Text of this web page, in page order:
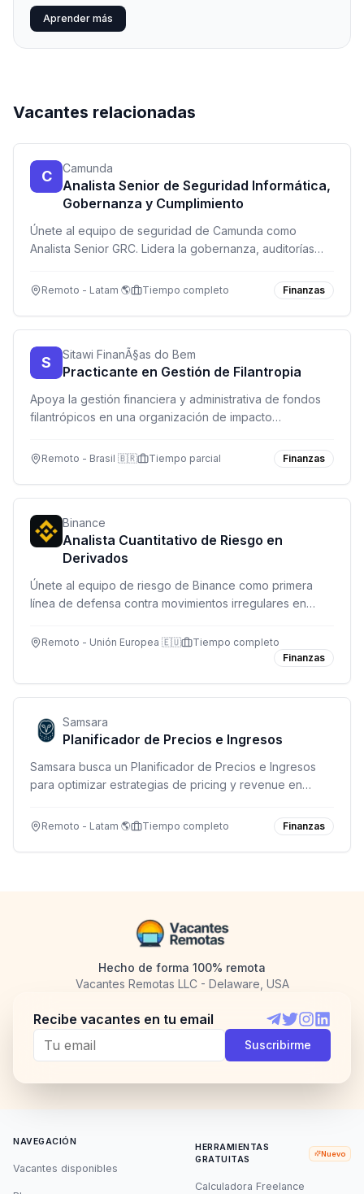
Aprender más
Vacantes relacionadas
C Camunda
Analista Senior de Seguridad Informática,
Gobernanza y Cumplimiento
Únete al equipo de seguridad de Camunda como
Analista Senior GRC. Lidera la gobernanza, auditorías
cumplimiento normativo en una empresa de tecnología
Remoto - Latam 🌎 Tiempo completo Finanzas
S Sitawi FinanÃ§as do Bem
Practicante en Gestión de Filantropia
Apoya la gestión financiera y administrativa de fondos
filantrópicos en una organización de impacto
ocasionales presenciales.
Remoto - Brasil 🇧🇷 Tiempo parcial Finanzas
Binance
Analista Cuantitativo de Riesgo en
Derivados
Únete al equipo de riesgo de Binance como primera
línea de defensa contra movimientos irregulares en
herramientas de riesgo en tiempo real.
Remoto - Unión Europea 🇪🇺
Tiempo completo
Finanzas
Samsara
Planificador de Precios e Ingresos
Samsara busca un Planificador de Precios e Ingresos
para optimizar estrategias de pricing y revenue en
USA (excepto SF, NYC y Washington DC).
Remoto - Latam 🌎 Tiempo completo Finanzas
Hecho de forma 100% remota
Vacantes Remotas LLC - Delaware, USA
Recibe vacantes en tu email
Telegram
TwitterInstagram
Suscribirme
NAVEGACIÓN
Vacantes disponibles
HERRAMIENTAS
GRATUITAS
Nuevo
Calculadora Freelance